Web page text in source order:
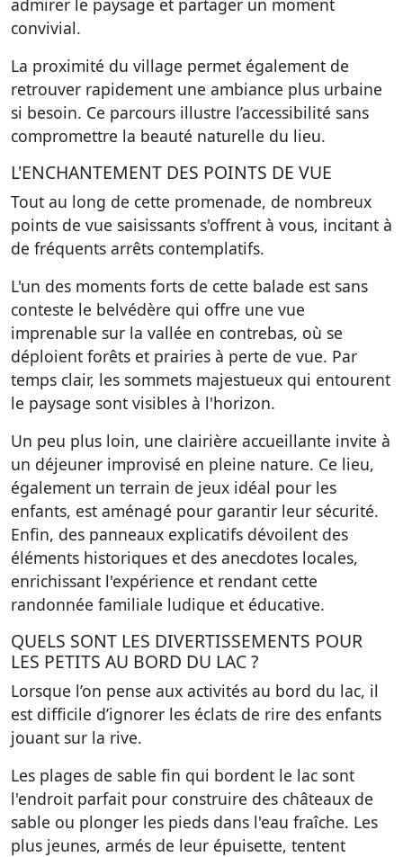
admirer le paysage et partager un moment
convivial.
La proximité du village permet également de
retrouver rapidement une ambiance plus urbaine
si besoin. Ce parcours illustre l’accessibilité sans
compromettre la beauté naturelle du lieu.
L'ENCHANTEMENT DES POINTS DE VUE
Tout au long de cette promenade, de nombreux
points de vue saisissants s'offrent à vous, incitant à
de fréquents arrêts contemplatifs.
L'un des moments forts de cette balade est sans
conteste le belvédère qui offre une vue
imprenable sur la vallée en contrebas, où se
déploient forêts et prairies à perte de vue. Par
temps clair, les sommets majestueux qui entourent
le paysage sont visibles à l'horizon.
Un peu plus loin, une clairière accueillante invite à
un déjeuner improvisé en pleine nature. Ce lieu,
également un terrain de jeux idéal pour les
enfants, est aménagé pour garantir leur sécurité.
Enfin, des panneaux explicatifs dévoilent des
éléments historiques et des anecdotes locales,
enrichissant l'expérience et rendant cette
randonnée familiale ludique et éducative.
QUELS SONT LES DIVERTISSEMENTS POUR
LES PETITS AU BORD DU LAC ?
Lorsque l’on pense aux activités au bord du lac, il
est difficile d’ignorer les éclats de rire des enfants
jouant sur la rive.
Les plages de sable fin qui bordent le lac sont
l'endroit parfait pour construire des châteaux de
sable ou plonger les pieds dans l'eau fraîche. Les
plus jeunes, armés de leur épuisette, tentent